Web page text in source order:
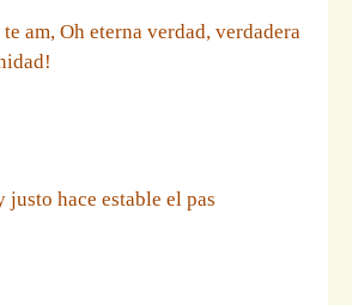
am, Oh eterna verdad, verdadera
hace estable el pas